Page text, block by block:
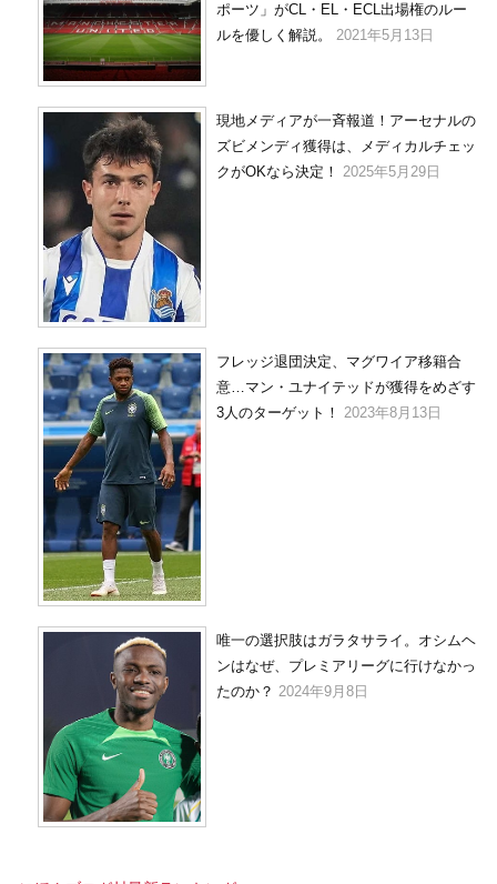
ポーツ」がCL・EL・ECL出場権のルー
ルを優しく解説。
2021年5月13日
現地メディアが一斉報道！アーセナルの
ズビメンディ獲得は、メディカルチェッ
クがOKなら決定！
2025年5月29日
フレッジ退団決定、マグワイア移籍合
意…マン・ユナイテッドが獲得をめざす
3人のターゲット！ 2023年8月13日
唯一の選択肢はガラタサライ。オシムヘ
ンはなぜ、プレミアリーグに行けなかっ
たのか？ 2024年9月8日